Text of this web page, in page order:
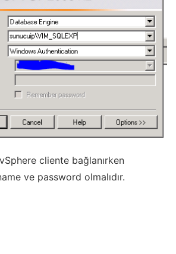
cliente bağlanırken
ve password olmalıdır.